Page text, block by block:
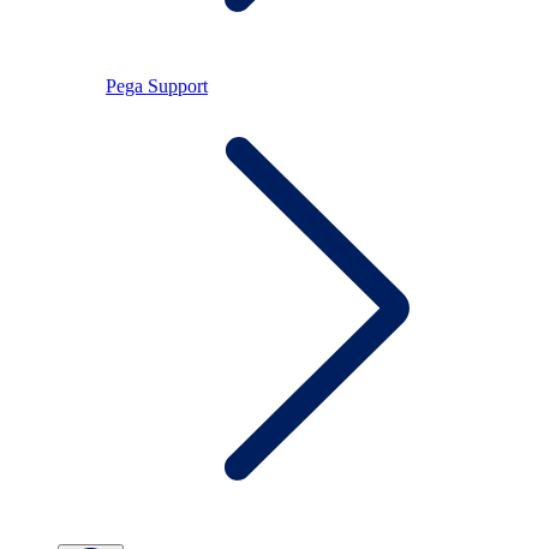
Pega Support